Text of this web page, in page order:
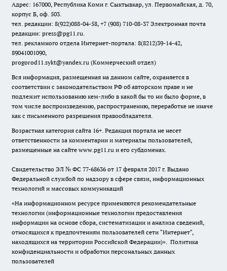
Адрес: 167000, Республика Коми г. Сыктывкар, ул. Первомайская, д. 70,
корпус Б, оф. 503.
тел. редакции: 8(922)088-04-58, +7 (908) 710-08-37 Электронная почта
редакции: press@pg11.ru.
тел. рекламного отдела Интернет-портала: 8(8212)39-14-42,
89041001090,
progorod11.sykt@yandex.ru (Коммерческий отдел)
Вся информация, размещенная на данном сайте, охраняется в
соответствии с законодательством РФ об авторском праве и не
подлежит использованию кем-либо в какой бы то ни было форме, в
том числе воспроизведению, распространению, переработке не иначе
как с письменного разрешения правообладателя.
Возрастная категория сайта 16+. Редакция портала не несет
ответственности за комментарии и материалы пользователей,
размещенные на сайте www.pg11.ru и его субдоменах.
Свидетельство ЭЛ № ФС 77-68636 от 17 февраля 2017 г. Выдано
Федеральной службой по надзору в сфере связи, информационных
технологий и массовых коммуникаций
«На информационном ресурсе применяются рекомендательные
технологии (информационные технологии предоставления
информации на основе сбора, систематизации и анализа сведений,
относящихся к предпочтениям пользователей сети "Интернет",
находящихся на территории Российской Федерации)». Политика
конфиденциальности и обработки персональных данных
пользователей